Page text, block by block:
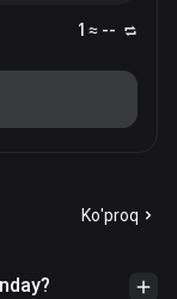
1 ≈ --
Ko'proq